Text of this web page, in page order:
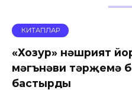
КИТАПЛАР
«Хозур» нәшрият
мәгънәви тәрҗемә
бастырды